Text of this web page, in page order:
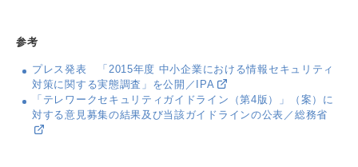
参考
プレス発表 「2015年度 中小企業における情報セキュリティ
対策に関する実態調査」を公開／IPA
「テレワークセキュリティガイドライン（第4版）」（案）に
対する意見募集の結果及び当該ガイドラインの公表／総務省